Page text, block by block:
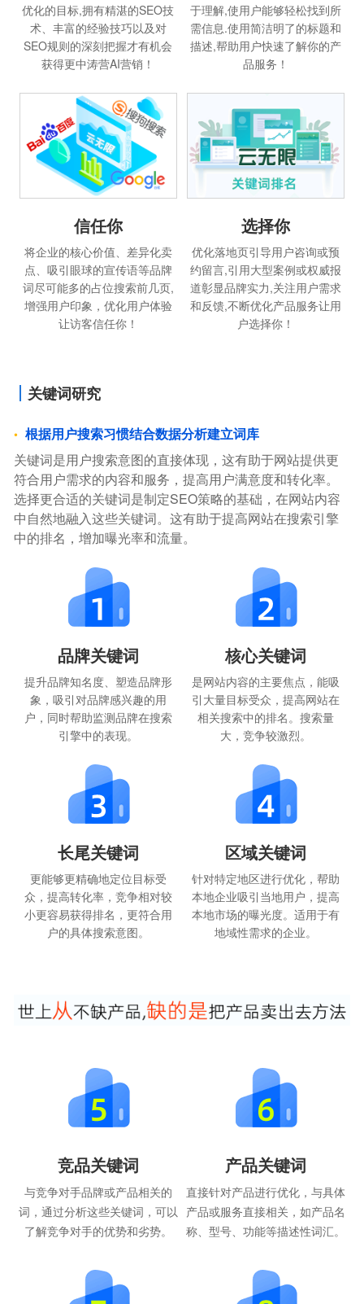
优化的目标,拥有精湛的SEO技
术、丰富的经验技巧以及对
SEO规则的深刻把握才有机会
获得更中涛营AI营销！
于理解,使用户能够轻松找到所
需信息.使用简洁明了的标题和
描述,帮助用户快速了解你的产
品服务！
信任你
将企业的核心价值、差异化卖
点、吸引眼球的宣传语等品牌
词尽可能多的占位搜索前几页,
增强用户印象，优化用户体验
让访客信任你！
选择你
优化落地页引导用户咨询或预
约留言,引用大型案例或权威报
道彰显品牌实力,关注用户需求
和反馈,不断优化产品服务让用
户选择你！
关键词研究
根据用户搜索习惯结合数据分析建立词库
关键词是用户搜索意图的直接体现，这有助于网站提供更
符合用户需求的内容和服务，提高用户满意度和转化率。
选择更合适的关键词是制定SEO策略的基础，在网站内容
中自然地融入这些关键词。这有助于提高网站在搜索引擎
中的排名，增加曝光率和流量。
品牌关键词
提升品牌知名度、塑造品牌形
象，吸引对品牌感兴趣的用
户，同时帮助监测品牌在搜索
引擎中的表现。
核心关键词
是网站内容的主要焦点，能吸
引大量目标受众，提高网站在
相关搜索中的排名。搜索量
大，竞争较激烈。
长尾关键词
更能够更精确地定位目标受
众，提高转化率，竞争相对较
小更容易获得排名，更符合用
户的具体搜索意图。
区域关键词
针对特定地区进行优化，帮助
本地企业吸引当地用户，提高
本地市场的曝光度。适用于有
地域性需求的企业。
竞品关键词
与竞争对手品牌或产品相关的
词，通过分析这些关键词，可以
了解竞争对手的优势和劣势。
产品关键词
直接针对产品进行优化，与具体
产品或服务直接相关，如产品名
称、型号、功能等描述性词汇。